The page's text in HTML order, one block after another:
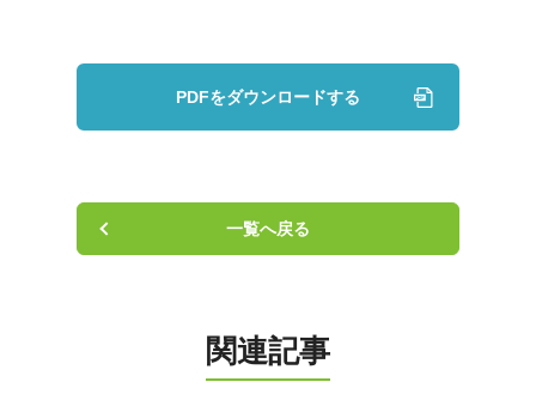
PDFをダウンロードする
一覧へ戻る
関連記事